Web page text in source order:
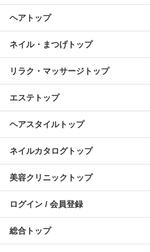
ヘアトップ
ネイル・まつげトップ
リラク・マッサージトップ
エステトップ
ヘアスタイルトップ
ネイルカタログトップ
美容クリニックトップ
ログイン / 会員登録
総合トップ